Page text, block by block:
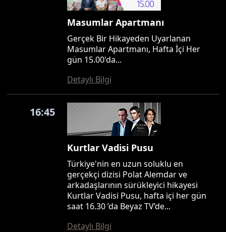
Masumlar Apartmanı
Gerçek Bir Hikayeden Uyarlanan
Masumlar Apartmanı, Hafta İçi Her
gün 15.00'da...
Detaylı Bilgi
16:45
Kurtlar Vadisi Pusu
Türkiye'nin en uzun soluklu en
gerçekçi dizisi Polat Alemdar ve
arkadaşlarının sürükleyici hikayesi
Kurtlar Vadisi Pusu, hafta içi her gün
saat 16.30 ’da Beyaz TV’de...
Detaylı Bilgi